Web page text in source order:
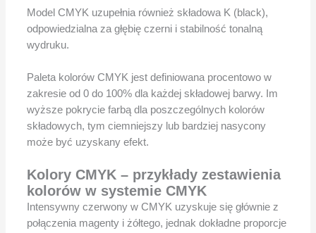
Model CMYK uzupełnia również składowa K (black),
odpowiedzialna za głębię czerni i stabilność tonalną
wydruku.
Paleta kolorów CMYK jest definiowana procentowo w
zakresie od 0 do 100% dla każdej składowej barwy. Im
wyższe pokrycie farbą dla poszczególnych kolorów
składowych, tym ciemniejszy lub bardziej nasycony
może być uzyskany efekt.
Kolory CMYK – przykłady zestawienia
kolorów w systemie CMYK
Intensywny czerwony w CMYK uzyskuje się głównie z
połączenia magenty i żółtego, jednak dokładne proporcje